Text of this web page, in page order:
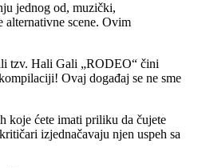
jednog od, muzički,
alternativne scene. Ovim
tzv. Hali Gali „RODEO“ čini
Ovaj događaj se ne sme
koje ćete imati priliku da čujete
izjednačavaju njen uspeh sa